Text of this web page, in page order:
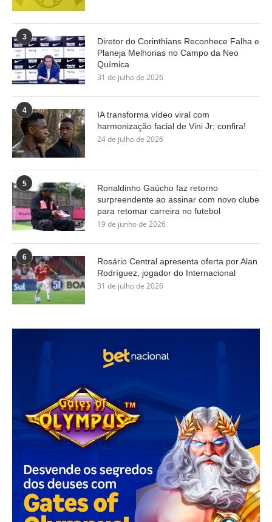
3
Diretor do Corinthians Reconhece Falha e
Planeja Melhorias no Campo da Neo
Química
31 de julho de 2026
4
IA transforma vídeo viral com
harmonização facial de Vini Jr; confira!
24 de julho de 2026
5
Ronaldinho Gaúcho faz retorno
surpreendente ao assinar com novo clube
para retomar carreira no futebol
19 de junho de 2026
6
Rosário Central apresenta oferta por Alan
Rodríguez, jogador do Internacional
31 de julho de 2026